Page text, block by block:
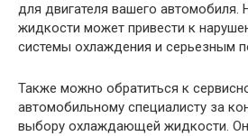
для двигателя вашего
жидкости может привести к
системы охлаждения и серьезным
Также можно обратиться к
автомобильному специалисту за
выбору охлаждающей жидкости.